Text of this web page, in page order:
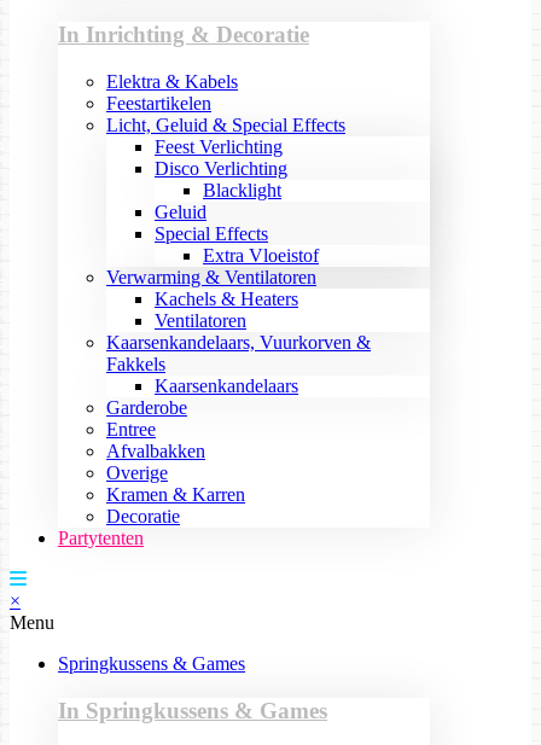
In Inrichting & Decoratie
Elektra & Kabels
Feestartikelen
Licht, Geluid & Special Effects
Feest Verlichting
Disco Verlichting
Blacklight
Geluid
Special Effects
Extra Vloeistof
Verwarming & Ventilatoren
Kachels & Heaters
Ventilatoren
Kaarsenkandelaars, Vuurkorven &
Fakkels
Kaarsenkandelaars
Garderobe
Entree
Afvalbakken
Overige
Kramen & Karren
Decoratie
Partytenten
×
Menu
Springkussens & Games
In Springkussens & Games